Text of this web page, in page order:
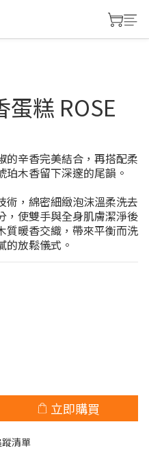
糕 ROSE
的辛香完美結合，再搭配柔
木香留下深邃的尾韻。
術，綿密細緻泡沫溫柔洗去
，使雙手與全身肌膚潔淨後
質暖香交織，帶來平衡而洗
的放鬆儀式。
立即購買
清單